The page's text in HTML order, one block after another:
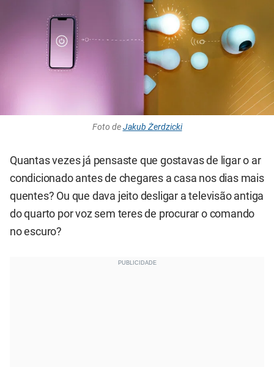
Foto deJakub Żerdzicki
Quantas vezes já pensaste que gostavas de ligar o ar
condicionado antes de chegares a casa nos dias mais
quentes? Ou que dava jeito desligar a televisão antiga
do quarto por voz sem teres de procurar o comando
no escuro?